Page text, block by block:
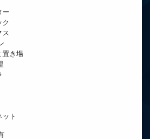
ー
ク
ス
置き場
ット